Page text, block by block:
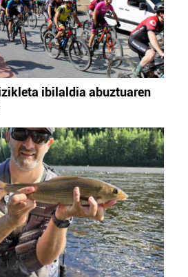
ibilaldia abuztuaren